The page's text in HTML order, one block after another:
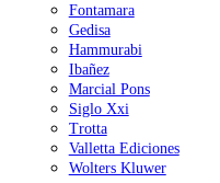
Fontamara
Gedisa
Hammurabi
Ibañez
Marcial Pons
Siglo Xxi
Trotta
Valletta Ediciones
Wolters Kluwer